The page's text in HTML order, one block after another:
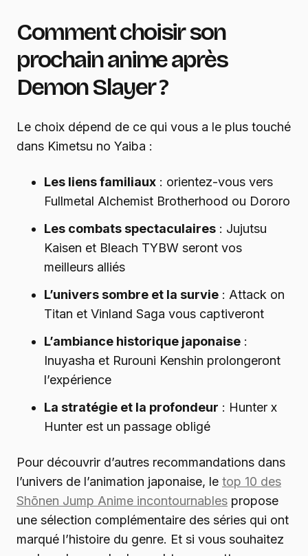
Comment choisir son
prochain anime après
Demon Slayer ?
Le choix dépend de ce qui vous a le plus touché
dans Kimetsu no Yaiba :
Les liens familiaux : orientez-vous vers
Fullmetal Alchemist Brotherhood ou Dororo
Les combats spectaculaires : Jujutsu
Kaisen et Bleach TYBW seront vos
meilleurs alliés
L’univers sombre et la survie : Attack on
Titan et Vinland Saga vous captiveront
L’ambiance historique japonaise :
Inuyasha et Rurouni Kenshin prolongeront
l’expérience
La stratégie et la profondeur : Hunter x
Hunter est un passage obligé
Pour découvrir d’autres recommandations dans
l’univers de l’animation japonaise, le top 10 des
Shōnen Jump Anime incontournables propose
une sélection complémentaire des séries qui ont
marqué l’histoire du genre. Et si vous souhaitez